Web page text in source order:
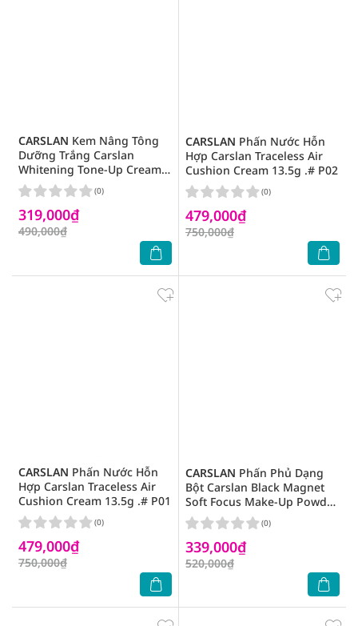
CARSLAN Kem Nâng Tông
Dưỡng Trắng Carslan
Whitening Tone-Up Cream
50g
319,000₫
490,000₫
(0)
CARSLAN Phấn Nước Hỗn
Hợp Carslan Traceless Air
Cushion Cream 13.5g .# P02
479,000₫
750,000₫
(0)
CARSLAN Phấn Nước Hỗn
Hợp Carslan Traceless Air
Cushion Cream 13.5g .# P01
479,000₫
750,000₫
(0)
CARSLAN Phấn Phủ Dạng
Bột Carslan Black Magnet
Soft Focus Make-Up Powder
05 8g .#Trong Suốt
339,000₫
520,000₫
(0)